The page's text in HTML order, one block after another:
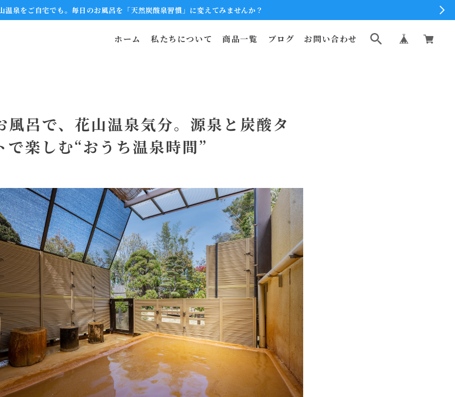
温泉をご自宅でも。毎日のお風呂を「天然炭酸泉習慣」に変えてみませんか？
ホーム 私たちについて 商品一覧 ブログ お問い合わせ
風呂で、花山温泉気分。源泉と炭酸タ
で楽しむ“おうち温泉時間”